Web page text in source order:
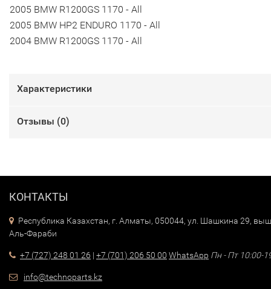
2005 BMW R1200GS 1170 - All
2005 BMW HP2 ENDURO 1170 - All
2004 BMW R1200GS 1170 - All
Характеристики
Отзывы (0)
КОНТАКТЫ
Республика Казахстан, г. Алматы, 050044, ул. Шашкина 29,
Аль-Фараби
+7 (727) 248 01 26 | +7 (701) 206 50 00 WhatsApp Пн - Пт 10:00-
info@technoparts.kz